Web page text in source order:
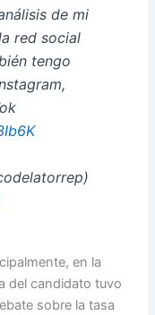
de mi
red social
tengo
en la
del candidato tuvo
sobre la tasa